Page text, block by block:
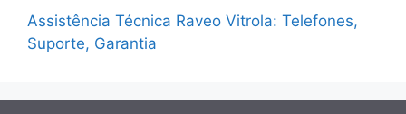
Assistência Técnica Raveo Vitrola: Telefones,
Suporte, Garantia